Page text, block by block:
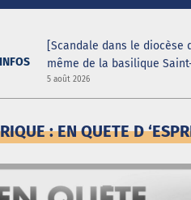
[Scandale dans le
même de la basilique
5 août 2026
: EN QUETE D